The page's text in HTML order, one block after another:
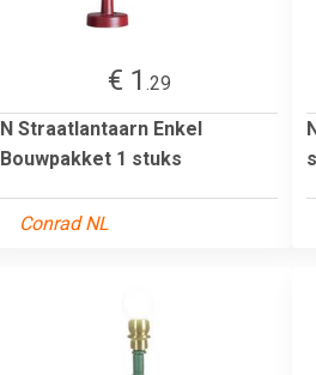
€ 1 .29
N Straatlantaarn Enkel
Bouwpakket 1 stuks
Conrad NL